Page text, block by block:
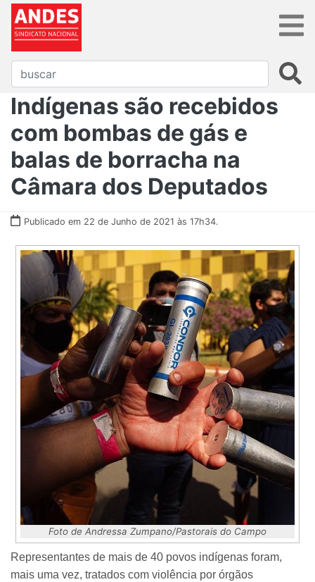
Indígenas são recebidos
com bombas de gás e
balas de borracha na
Câmara dos Deputados
Publicado em 22 de Junho de 2021 às 17h34.
Foto de Andressa Zumpano/Pastorais do Campo
Representantes de mais de 40 povos indígenas foram,
mais uma vez, tratados com violência por órgãos